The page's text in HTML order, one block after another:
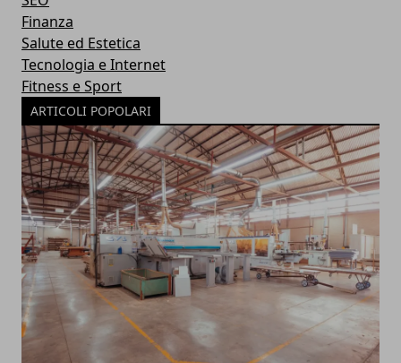
Finanza
Salute ed Estetica
Tecnologia e Internet
Fitness e Sport
ARTICOLI POPOLARI